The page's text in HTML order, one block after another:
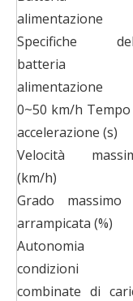
alimentazione
Specifiche
batteria
alimentazione
0~50 km/h Tempo
accelerazione (s)
Velocità
(km/h)
Grado massimo
arrampicata (%)
Autonomia
condizioni
combinate di